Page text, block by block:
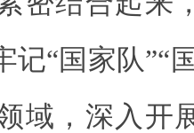
记“国家队”“
域，深入开